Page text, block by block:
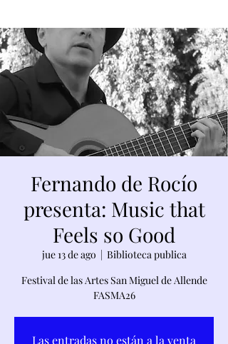
Fernando de Rocío
presenta: Music that
Feels so Good
jue 13 de ago
  |
Biblioteca publica
Festival de las Artes San Miguel de Allende
FASMA26
Las entradas no están a la venta